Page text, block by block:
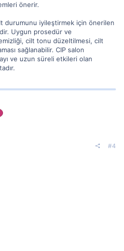
önerir.
durumunu iyileştirmek için önerilen
Uygun prosedür ve
cilt tonu düzeltilmesi, cilt
sağlanabilir. CIP salon
ve uzun süreli etkileri olan
#4